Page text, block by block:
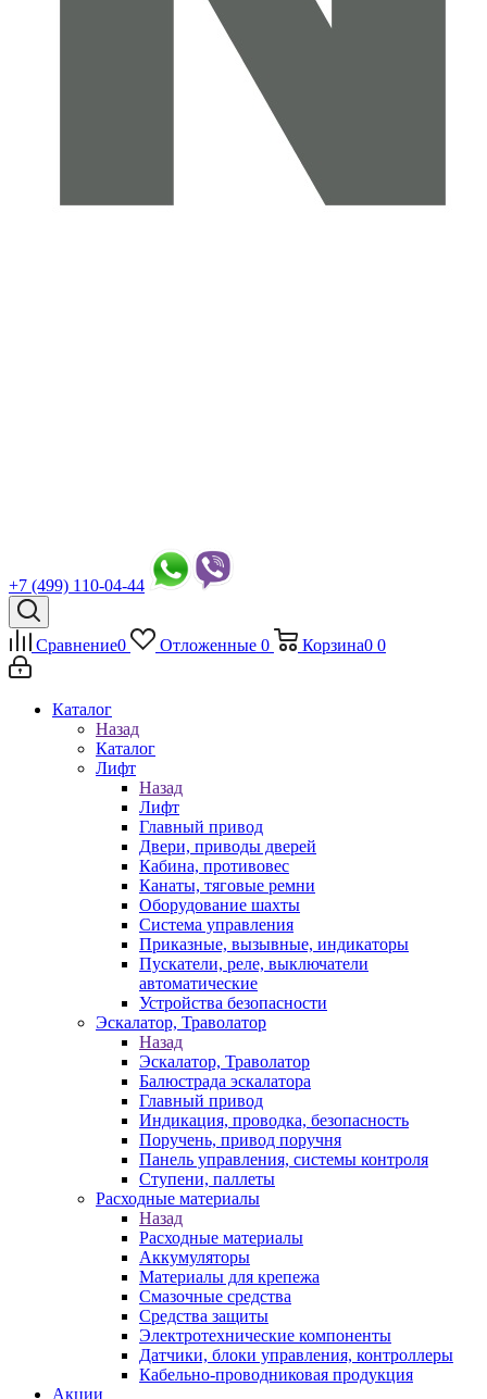
+7 (499) 110-04-44
Сравнение0 Отложенные 0 Корзина0 0
Каталог
Назад
Каталог
Лифт
Назад
Лифт
Главный привод
Двери, приводы дверей
Кабина, противовес
Канаты, тяговые ремни
Оборудование шахты
Система управления
Приказные, вызывные, индикаторы
Пускатели, реле, выключатели
автоматические
Устройства безопасности
Эскалатор, Траволатор
Назад
Эскалатор, Траволатор
Балюстрада эскалатора
Главный привод
Индикация, проводка, безопасность
Поручень, привод поручня
Панель управления, системы контроля
Ступени, паллеты
Расходные материалы
Назад
Расходные материалы
Аккумуляторы
Материалы для крепежа
Смазочные средства
Средства защиты
Электротехнические компоненты
Датчики, блоки управления, контроллеры
Кабельно-проводниковая продукция
Акции